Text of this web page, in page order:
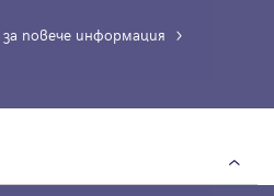
повече информация